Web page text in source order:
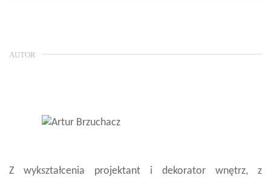
AUTOR
Z wykształcenia projektant i dekorator wnętrz, z